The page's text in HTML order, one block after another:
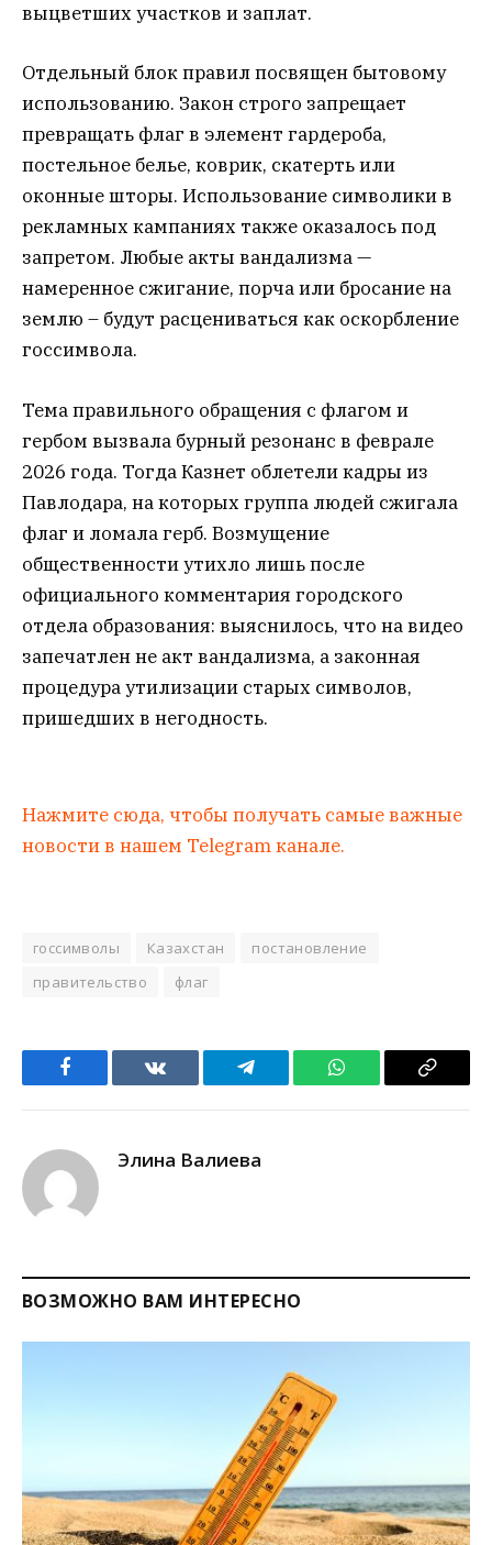
выцветших участков и заплат.
Отдельный блок правил посвящен бытовому
использованию. Закон строго запрещает
превращать флаг в элемент гардероба,
постельное белье, коврик, скатерть или
оконные шторы. Использование символики в
рекламных кампаниях также оказалось под
запретом. Любые акты вандализма —
намеренное сжигание, порча или бросание на
землю – будут расцениваться как оскорбление
госсимвола.
Тема правильного обращения с флагом и
гербом вызвала бурный резонанс в феврале
2026 года. Тогда Казнет облетели кадры из
Павлодара, на которых группа людей сжигала
флаг и ломала герб. Возмущение
общественности утихло лишь после
официального комментария городского
отдела образования: выяснилось, что на видео
запечатлен не акт вандализма, а законная
процедура утилизации старых символов,
пришедших в негодность.
Нажмите сюда, чтобы получать самые важные
новости в нашем Telegram канале.
госсимволы Казахстан
постановление
правительство
флаг
Facebook VKontakteTelegram WhatsApp Copy
Элина Валиева
ВОЗМОЖНО ВАМ ИНТЕРЕСНО